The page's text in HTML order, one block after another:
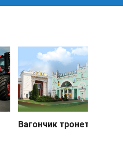
Вагончик тронется